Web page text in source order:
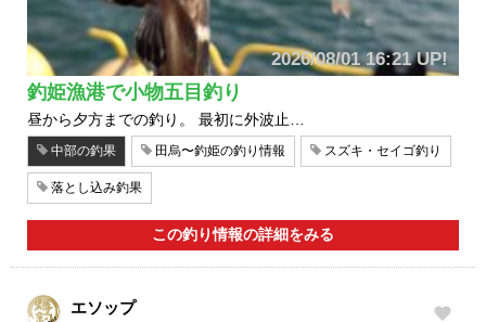
2026/08/01 16:21 UP!
釣姫漁港で小物五目釣り
昼から夕方までの釣り。 最初に外波止…
中部の釣果 田烏〜釣姫の釣り情報 スズキ・セイゴ釣り
落とし込み釣果
この釣り情報の詳細をみる
エソップ